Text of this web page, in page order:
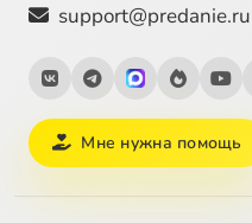
support@predanie.ru
Мне нужна помощь